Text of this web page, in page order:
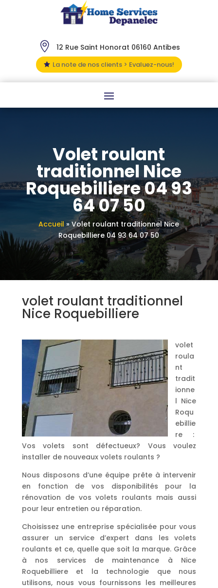
 12 Rue Saint Honorat 06160 Antibes
 La note de nos clients > Evaluez-nous!
Volet roulant
traditionnel Nice
Roquebilliere 04 93
64 07 50
Accueil »Volet roulant traditionnel Nice
Roquebilliere 04 93 64 07 50
volet roulant traditionnel
Nice Roquebilliere
volet
roula
nt
tradit
ionne
l Nice
Roqu
ebillie
re :
Vos volets sont défectueux? Vous voulez
installer de nouveaux volets roulants ?
Nous disposons d’une équipe prête à intervenir
en fonction de vos disponibilités pour la
rénovation de vos volets roulants mais aussi
pour leur entretien ou réparation.
Choisissez une entreprise spécialisée pour vous
assurer un service d’expert dans les volets
roulants et ce, quelle que soit la marque. Grâce
à nos services de maintenance à Nice
Roquebilliere et la technologie que nous
utilisons, nous vous fournissons les meilleures